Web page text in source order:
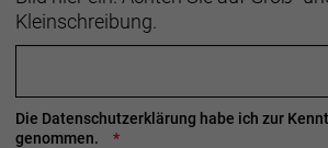
Kleinschreibung.
Die Datenschutzerklärung habe ich zur
genommen.